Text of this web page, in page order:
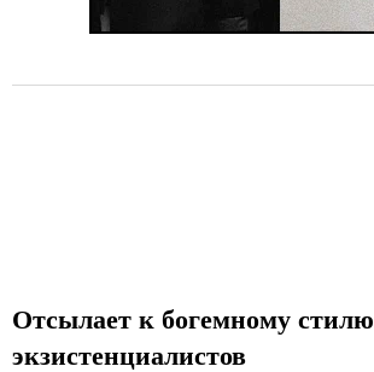
Отсылает к богемному стилю
экзистенциалистов